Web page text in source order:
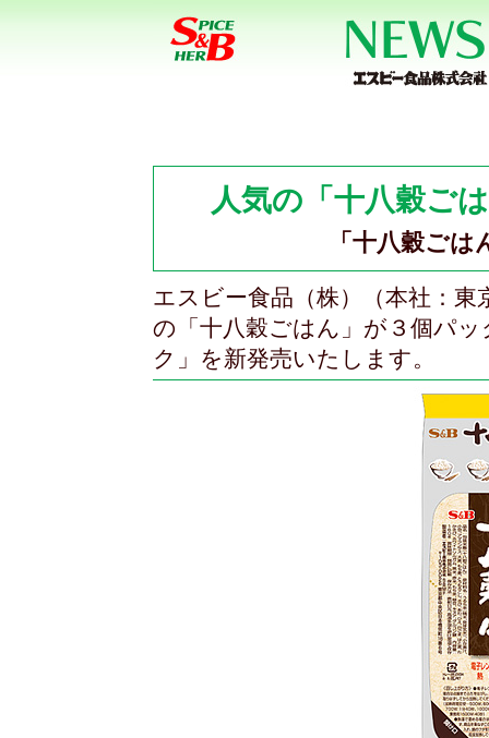
人気の「十八穀ご
「十八穀ご
エスビー食品（株）（本社：東
の「十八穀ごはん」が３個パ
ク」を新発売いたします。